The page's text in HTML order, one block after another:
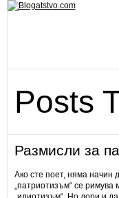
Posts
Размисли за
Ако сте поет, няма начин
„патриотизъм“ се римува